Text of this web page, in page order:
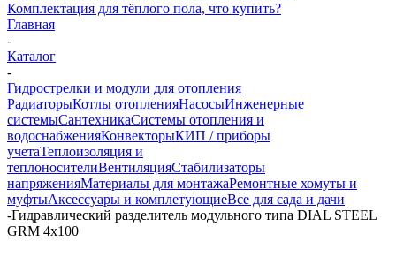
Комплектация для тёплого пола, что купить?
Главная
-
Каталог
-
Гидрострелки и модули для отопления
РадиаторыКотлы отопленияНасосыИнженерные
системыСантехникаСистемы отопления и
водоснабженияКонвекторыКИП / приборы
учетаТеплоизоляция и
теплоносителиВентиляцияСтабилизаторы
напряженияМатериалы для монтажаРемонтные хомуты и
муфтыАксессуары и комплетующиеВсе для сада и дачи
-Гидравлический разделитель модульного типа DIAL STEEL
GRM 4х100